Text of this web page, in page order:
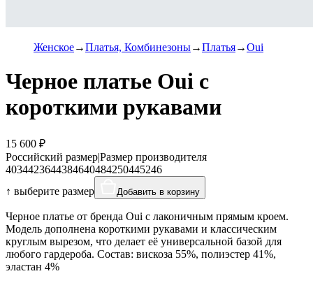
Женское Платья, Комбинезоны Платья Oui
Черное платье Oui с
короткими рукавами
15 600 ₽
Российский размер|Размер производителя
4034423644384640484250445246
↑ выберите размер
Добавить в корзину
Черное платье от бренда Oui с лаконичным прямым кроем.
Модель дополнена короткими рукавами и классическим
круглым вырезом, что делает её универсальной базой для
любого гардероба. Состав: вискоза 55%, полиэстер 41%,
эластан 4%